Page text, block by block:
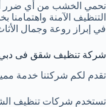
نحمي الخشب من أي ضرر
التنظيف الآمنة واهتمامنا
في إبراز روعة وجمال
شركة تنظيف شقق فى
تقدم لكم شركتنا خدمة
تستخدم شركات تنظيف